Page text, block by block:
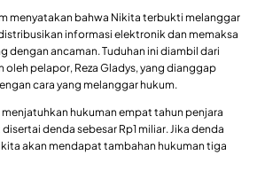
menyatakan bahwa Nikita terbukti melanggar
informasi elektronik dan memaksa
dengan ancaman. Tuduhan ini diambil dari
oleh pelapor, Reza Gladys, yang dianggap
cara yang melanggar hukum.
hukuman empat tahun penjara
denda sebesar Rp1 miliar. Jika denda
akan mendapat tambahan hukuman tiga